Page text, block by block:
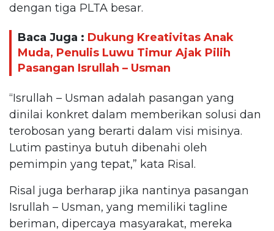
dengan tiga PLTA besar.
Baca Juga : Dukung Kreativitas Anak
Muda, Penulis Luwu Timur Ajak Pilih
Pasangan Isrullah – Usman
“Isrullah – Usman adalah pasangan yang
dinilai konkret dalam memberikan solusi dan
terobosan yang berarti dalam visi misinya.
Lutim pastinya butuh dibenahi oleh
pemimpin yang tepat,” kata Risal.
Risal juga berharap jika nantinya pasangan
Isrullah – Usman, yang memiliki tagline
beriman, dipercaya masyarakat, mereka